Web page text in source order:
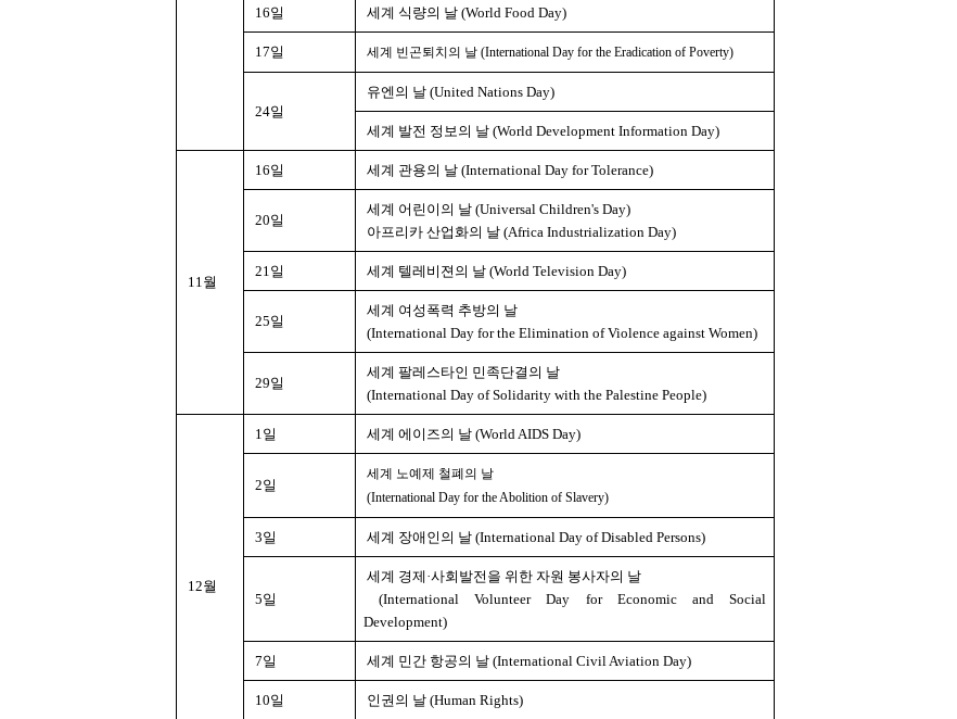
16일 세계 식량의 날 (World Food Day)
17일 세계 빈곤퇴치의 날 (International Day for the Eradication of Poverty)
24일
유엔의 날 (United Nations Day)
세계 발전 정보의 날 (World Development Information Day)
11월
16일 세계 관용의 날 (International Day for Tolerance)
20일
세계 어린이의 날 (Universal Children's Day)
아프리카 산업화의 날 (Africa Industrialization Day)
21일 세계 텔레비젼의 날 (World Television Day)
25일
세계 여성폭력 추방의 날
(International Day for the Elimination of Violence against Women)
29일
세계 팔레스타인 민족단결의 날
(International Day of Solidarity with the Palestine People)
12월
1일 세계 에이즈의 날 (World AIDS Day)
2일
세계 노예제 철폐의 날
(International Day for the Abolition of Slavery)
3일 세계 장애인의 날 (International Day of Disabled Persons)
5일
세계 경제·사회발전을 위한 자원 봉사자의 날
(International Volunteer Day for Economic and Social
Development)
7일 세계 민간 항공의 날 (International Civil Aviation Day)
10일 인권의 날 (Human Rights)